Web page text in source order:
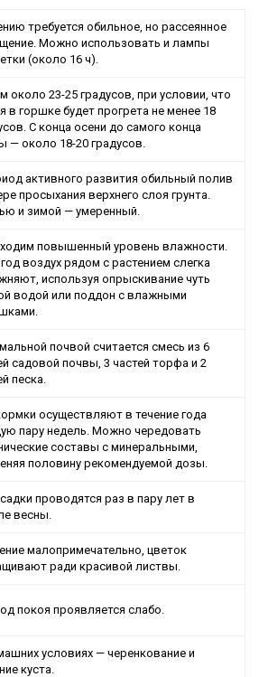
требуется обильное, но рассеянное
Можно использовать и лампы
(около 16 ч).
около 23-25 градусов, при условии, что
в горшке будет прогрета не менее 18
С конца осени до самого конца
— около 18-20 градусов.
активного развития обильный полив
просыхания верхнего слоя грунта.
и зимой — умеренный.
повышенный уровень влажности.
воздух рядом с растением слегка
используя опрыскивание чуть
водой или поддон с влажными
почвой считается смесь из 6
садовой почвы, 3 частей торфа и 2
песка.
осуществляют в течение года
пару недель. Можно чередовать
составы с минеральными,
половину рекомендуемой дозы.
проводятся раз в пару лет в
весны.
малопримечательно, цветок
ради красивой листвы.
покоя проявляется слабо.
условиях — черенкование и
куста.